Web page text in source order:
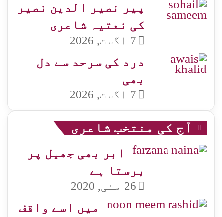
پیر نصیر الدین نصیر
کی نعتیہ شاعری
7 اگست, 2026
درد کی سرحد سے دل
بھی
7 اگست, 2026
آج کی منتخب شاعری
ابر بھی جھیل پر
برستا ہے
26 مئی, 2020
میں اسے واقف